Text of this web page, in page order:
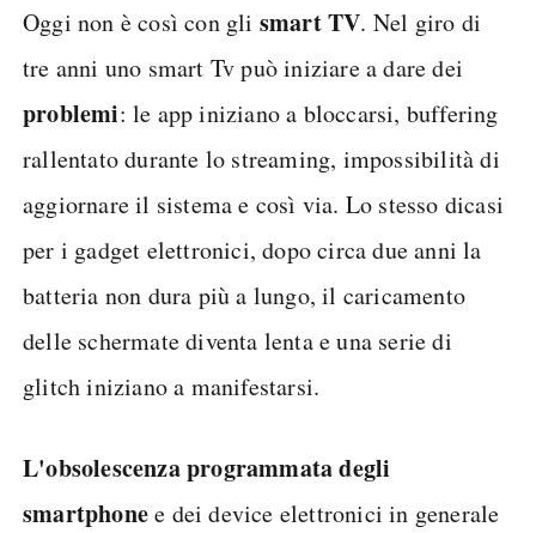
Oggi non è così con gli smart TV. Nel giro di
tre anni uno smart Tv può iniziare a dare dei
problemi: le app iniziano a bloccarsi, buffering
rallentato durante lo streaming, impossibilità di
aggiornare il sistema e così via. Lo stesso dicasi
per i gadget elettronici, dopo circa due anni la
batteria non dura più a lungo, il caricamento
delle schermate diventa lenta e una serie di
glitch iniziano a manifestarsi.
L'obsolescenza programmata degli
smartphonee dei device elettronici in generale